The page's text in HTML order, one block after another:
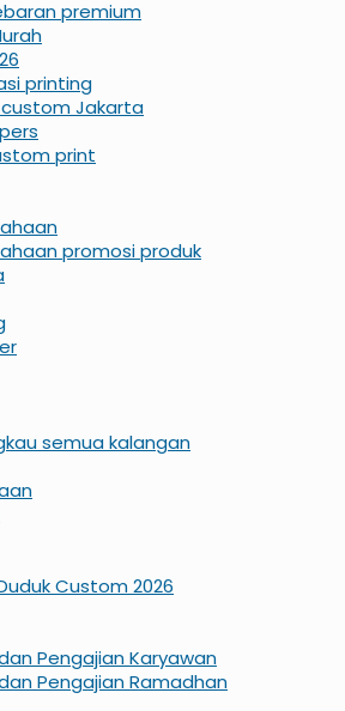
premium
printing
Jakarta
print
promosi produk
semua kalangan
Custom 2026
Pengajian Karyawan
Pengajian Ramadhan